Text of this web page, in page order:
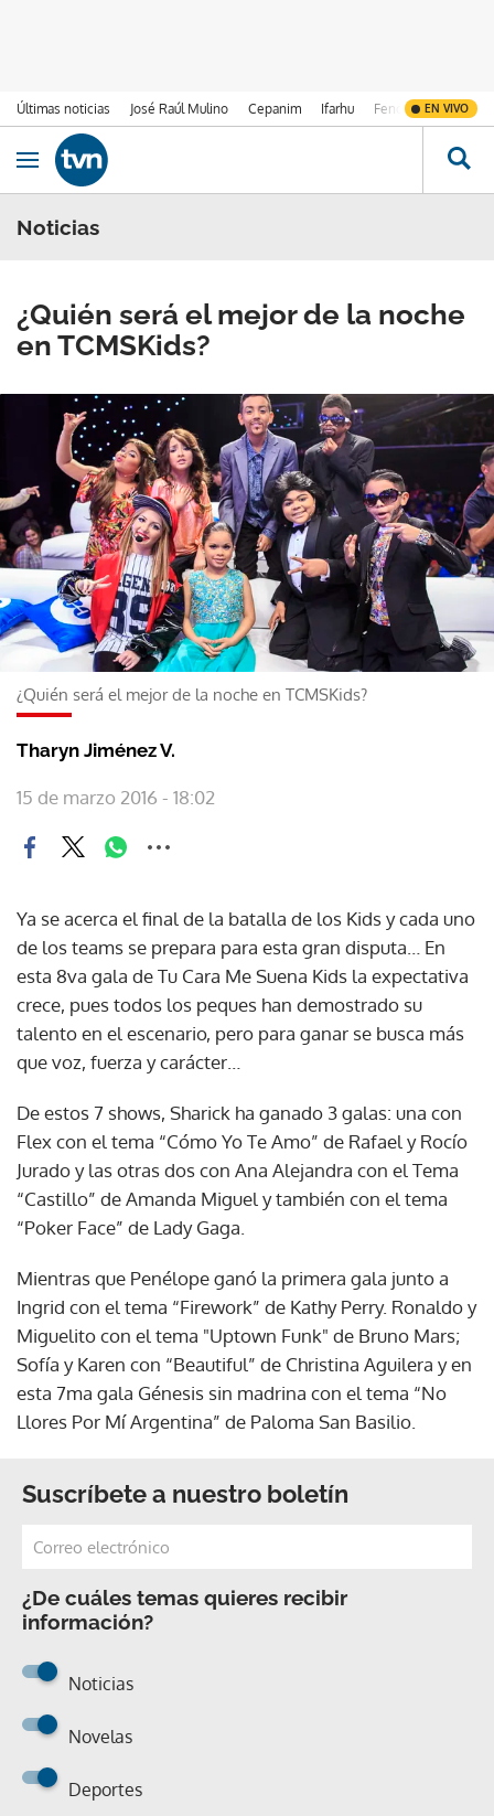
Últimas noticias José Raúl Mulino Cepanim Ifarhu Fenómeno de El
EN VIVO
Ir al contenido
Obrir navegació
Noticias
¿Quién será el mejor de la noche
en TCMSKids?
¿Quién será el mejor de la noche en TCMSKids?
Tharyn Jiménez V.
15 de marzo 2016 - 18:02
Ya se acerca el final de la batalla de los Kids y cada uno
de los teams se prepara para esta gran disputa… En
esta 8va gala de Tu Cara Me Suena Kids la expectativa
crece, pues todos los peques han demostrado su
talento en el escenario, pero para ganar se busca más
que voz, fuerza y carácter…
De estos 7 shows, Sharick ha ganado 3 galas: una con
Flex con el tema “Cómo Yo Te Amo” de Rafael y Rocío
Jurado y las otras dos con Ana Alejandra con el Tema
“Castillo” de Amanda Miguel y también con el tema
“Poker Face” de Lady Gaga.
Mientras que Penélope ganó la primera gala junto a
Ingrid con el tema “Firework” de Kathy Perry. Ronaldo y
Miguelito con el tema "Uptown Funk" de Bruno Mars;
Sofía y Karen con “Beautiful” de Christina Aguilera y en
esta 7ma gala Génesis sin madrina con el tema “No
Llores Por Mí Argentina” de Paloma San Basilio.
Suscríbete a nuestro boletín
¿De cuáles temas quieres recibir
información?
Noticias
Novelas
Deportes